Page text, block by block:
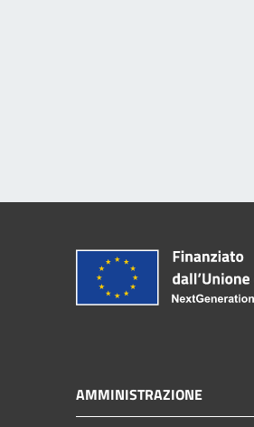
AMMINISTRAZIONE